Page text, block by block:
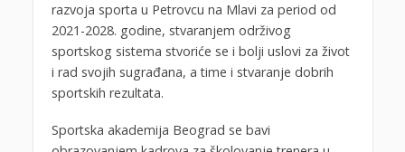
razvoja sporta u Petrovcu na Mlavi za period od
2021-2028. godine, stvaranjem održivog
sportskog sistema stvoriće se i bolji uslovi za život
i rad svojih sugrađana, a time i stvaranje dobrih
sportskih rezultata.
Sportska akademija Beograd se bavi